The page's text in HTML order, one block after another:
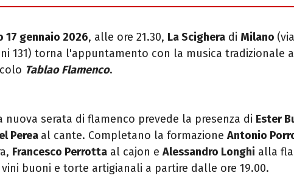
17 gennaio 2026, alle ore 21.30, La Scighera di Milano
131) torna l'appuntamento con la musica tradizionale
Tablao Flamenco.
nuova serata di flamenco prevede la presenza di Ester
Perea al cante. Completano la formazione Antonio
Francesco Perrotta al cajon e Alessandro Longhi alla
vini buoni e torte artigianali a partire dalle ore 19.00.